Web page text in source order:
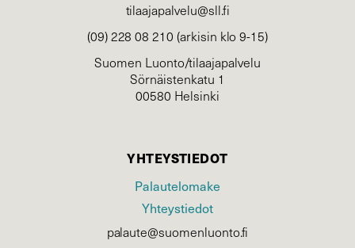
tilaajapalvelu@sll.fi
(09) 228 08 210 (arkisin klo 9-15)
Suomen Luonto/tilaajapalvelu
Sörnäistenkatu 1
00580 Helsinki
YHTEYSTIEDOT
Palautelomake
Yhteystiedot
palaute@suomenluonto.fi